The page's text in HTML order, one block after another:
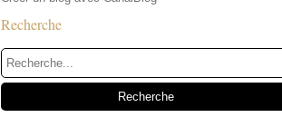
Recherche